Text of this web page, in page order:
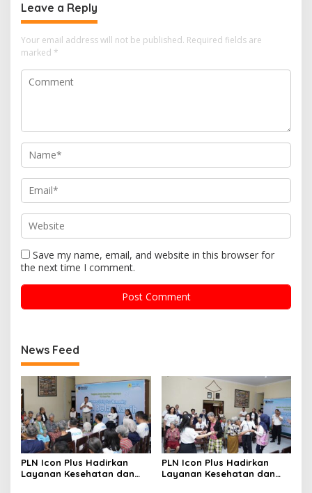
Leave a Reply
Your email address will not be published. Required fields are
marked *
Save my name, email, and website in this browser for
the next time I comment.
News Feed
PLN Icon Plus Hadirkan
Layanan Kesehatan dan
PLN Icon Plus Hadirkan
Layanan Kesehatan dan